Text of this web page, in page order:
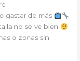
gastar de más
no se ve bien
o zonas sin